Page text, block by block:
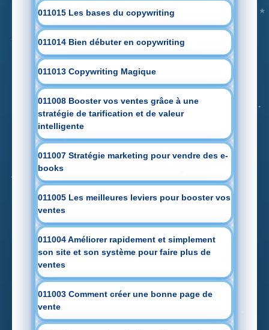
011015 Les bases du copywriting
011014 Bien débuter en copywriting
011013 Copywriting Magique
011008 Booster vos ventes grâce à une
stratégie de tarification et de valeur
intelligente
011007 Stratégie marketing pour vendre des e-
books
011005 Les meilleures leviers pour booster vos
ventes
011004 Améliorer rapidement et simplement
son site et son système pour faire plus de
ventes
011003 Comment créer une bonne page de
vente